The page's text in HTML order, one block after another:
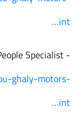
int…
- People Specialist
ghaly-motors-
int…